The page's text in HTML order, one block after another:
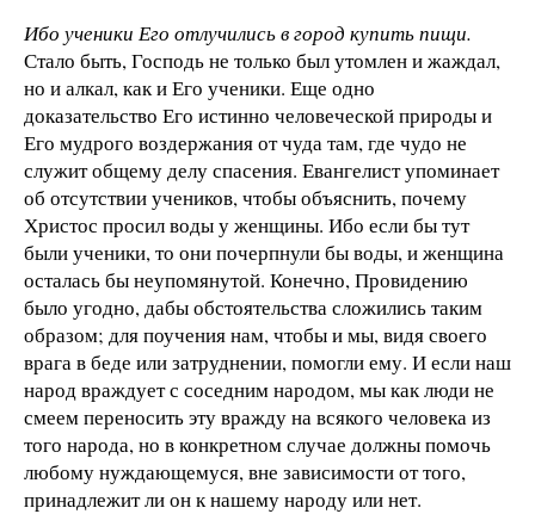
Ибо ученики Его отлучились в город купить пищи.
Стало быть, Господь не только был утомлен и жаждал,
но и алкал, как и Его ученики. Еще одно
доказательство Его истинно человеческой природы и
Его мудрого воздержания от чуда там, где чудо не
служит общему делу спасения. Евангелист упоминает
об отсутствии учеников, чтобы объяснить, почему
Христос просил воды у женщины. Ибо если бы тут
были ученики, то они почерпнули бы воды, и женщина
осталась бы неупомянутой. Конечно, Провидению
было угодно, дабы обстоятельства сложились таким
образом; для поучения нам, чтобы и мы, видя своего
врага в беде или затруднении, помогли ему. И если наш
народ враждует с соседним народом, мы как люди не
смеем переносить эту вражду на всякого человека из
того народа, но в конкретном случае должны помочь
любому нуждающемуся, вне зависимости от того,
принадлежит ли он к нашему народу или нет.